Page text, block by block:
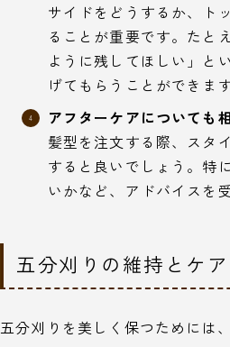
サイドをどうするか、ト
ることが重要です。たと
ように残してほしい」と
げてもらうことができます
アフターケアについても
髪型を注文する際、スタ
すると良いでしょう。特
いかなど、アドバイスを
五分刈りの維持とケア
五分刈りを美しく保つためには